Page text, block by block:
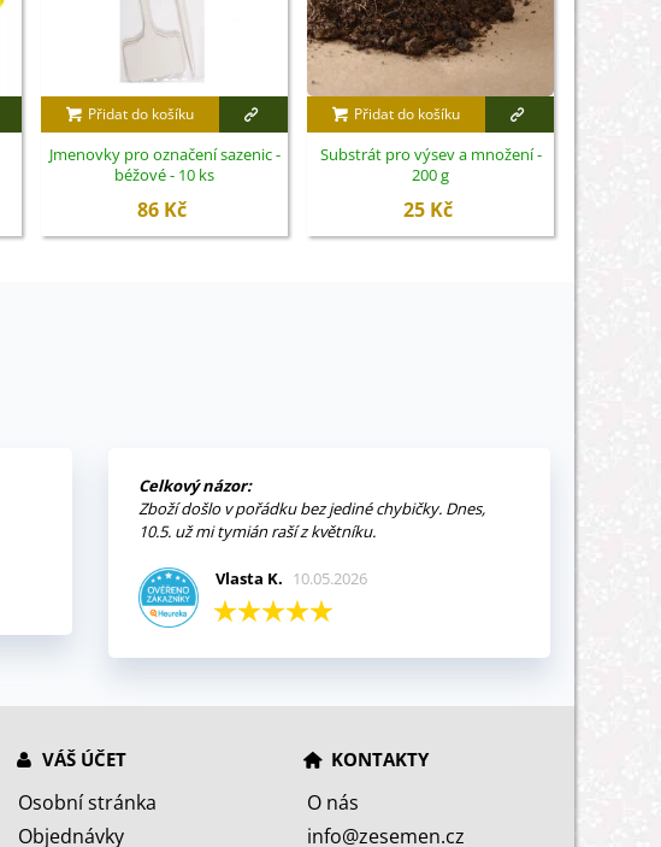
Přidat do košíku
Jmenovky pro označení sazenic -
béžové - 10 ks
86 Kč
Přidat do košíku
Substrát pro výsev a množení -
200 g
25 Kč
Celkový názor:
Zboží došlo v pořádku bez jediné chybičky. Dnes,
10.5. už mi tymián raší z květníku.
Vlasta K. 10.05.2026
VÁŠ ÚČET
Osobní stránka
Objednávky
KONTAKTY
O nás
info@zesemen.cz